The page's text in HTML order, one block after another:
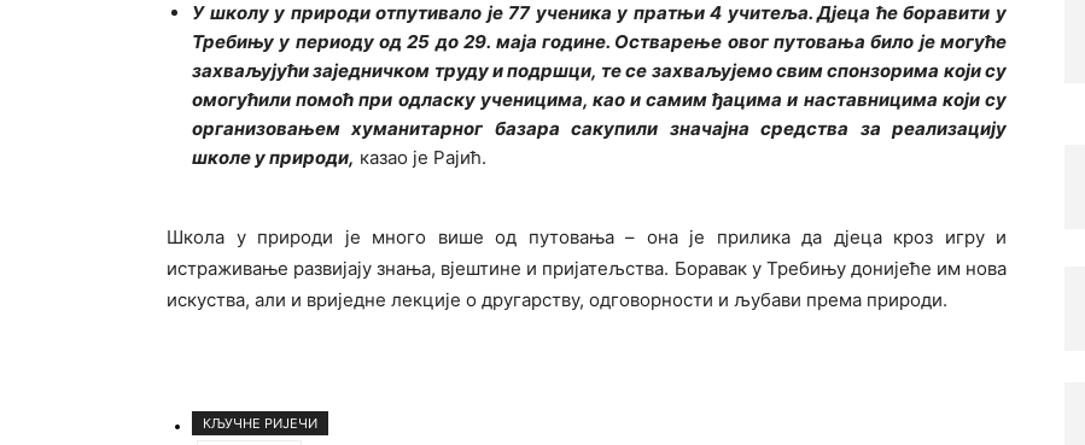
У школу у природи отпутивало је 77 ученика у пратњи 4 учитеља. Дјеца ће боравити у
Требињу у периоду од 25 до 29. маја године. Остварење овог путовања било је могуће
захваљујући заједничком труду и подршци, те се захваљујемо свим спонзорима који су
омогућили помоћ при одласку ученицима, као и самим ђацима и наставницима који су
организовањем хуманитарног базара сакупили значајна средства за реализацију
школе у природи, казао је Рајић.
Школа у природи је много више од путовања – она је прилика да дјеца кроз игру и
истраживање развијају знања, вјештине и пријатељства. Боравак у Требињу донијеће им нова
искуства, али и вриједне лекције о другарству, одговорности и љубави према природи.
КЉУЧНЕ РИЈЕЧИ